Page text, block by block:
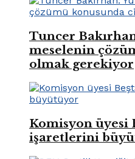
Tuncer
meselenin
olmak gerekiyor
Komisyon üyesi
işaretlerini